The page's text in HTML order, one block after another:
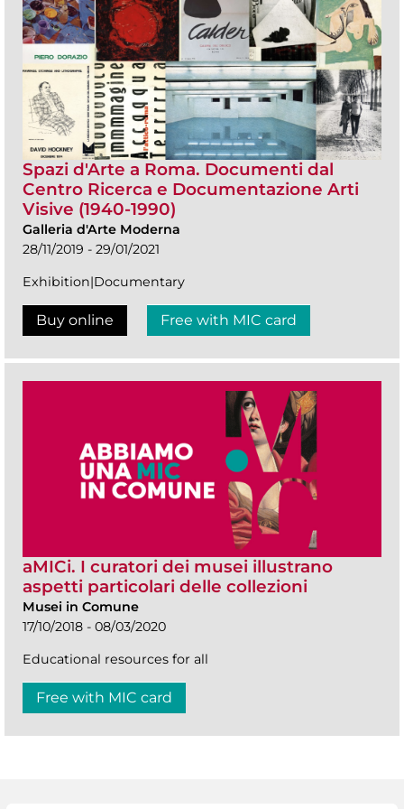
Spazi d'Arte a Roma. Documenti dal
Centro Ricerca e Documentazione Arti
Visive (1940-1990)
Galleria d'Arte Moderna
28/11/2019 - 29/01/2021
Exhibition|Documentary
Buy online Free with MIC card
aMICi. I curatori dei musei illustrano
aspetti particolari delle collezioni
Musei in Comune
17/10/2018 - 08/03/2020
Educational resources for all
Free with MIC card